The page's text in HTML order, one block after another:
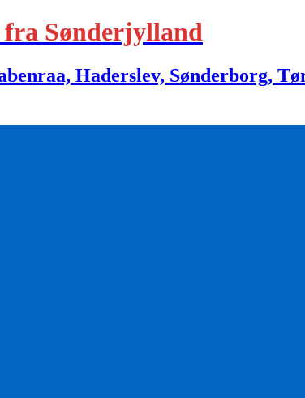
Sønderjylland
Haderslev, Sønderborg,